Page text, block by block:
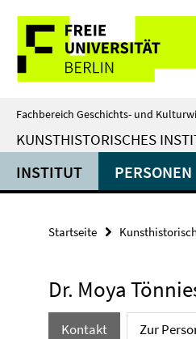
direkt
Inhalt
Service-
Navigation
Fachbereich Geschichts- und
KUNSTHISTORISCHES
INSTITUT PERSONEN
Startseite
Dr. Moya
Kontakt Zur